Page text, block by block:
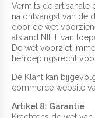
Vermits de artisanale
na ontvangst van de
door de wet
afstand NIET van
De wet voorziet
herroepingsrecht
De Klant kan
commerce website
Artikel 8: Garantie